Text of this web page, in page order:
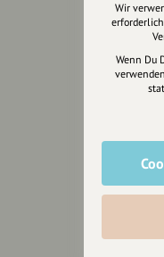
Wir
Wenn Du